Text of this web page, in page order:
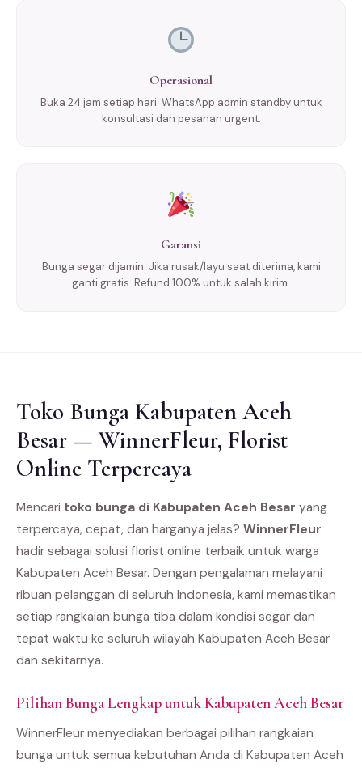
Operasional
Buka 24 jam setiap hari. WhatsApp admin standby untuk
konsultasi dan pesanan urgent.
Garansi
Bunga segar dijamin. Jika rusak/layu saat diterima, kami
ganti gratis. Refund 100% untuk salah kirim.
Toko Bunga Kabupaten Aceh
Besar — WinnerFleur, Florist
Online Terpercaya
Mencari toko bunga di Kabupaten Aceh Besar yang
terpercaya, cepat, dan harganya jelas? WinnerFleur
hadir sebagai solusi florist online terbaik untuk warga
Kabupaten Aceh Besar. Dengan pengalaman melayani
ribuan pelanggan di seluruh Indonesia, kami memastikan
setiap rangkaian bunga tiba dalam kondisi segar dan
tepat waktu ke seluruh wilayah Kabupaten Aceh Besar
dan sekitarnya.
Pilihan Bunga Lengkap untuk Kabupaten Aceh Besar
WinnerFleur menyediakan berbagai pilihan rangkaian
bunga untuk semua kebutuhan Anda di Kabupaten Aceh